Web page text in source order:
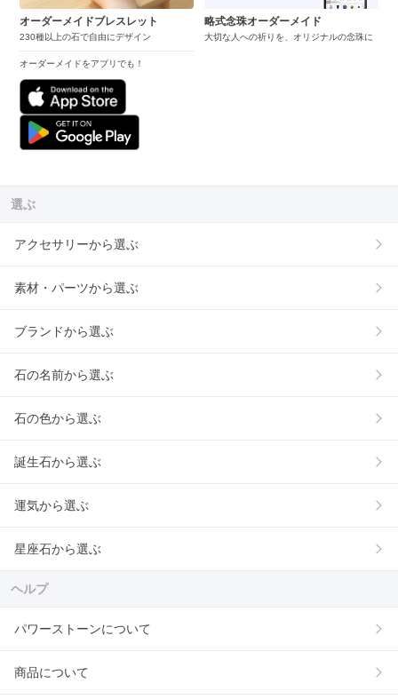
オーダーメイドブレスレット
230種以上の石で自由にデザイン
オーダーメイドをアプリでも！
略式念珠オーダーメイド
大切な人への祈りを、オリジナルの念珠に
選ぶ
アクセサリーから選ぶ
素材・パーツから選ぶ
ブランドから選ぶ
石の名前から選ぶ
石の色から選ぶ
誕生石から選ぶ
運気から選ぶ
星座石から選ぶ
ヘルプ
パワーストーンについて
商品について